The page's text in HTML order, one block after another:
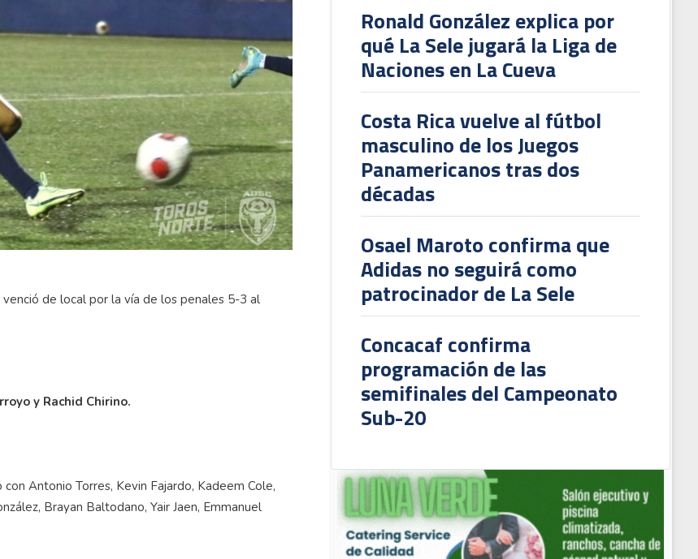
Ronald González explica por
qué La Sele jugará la Liga de
Naciones en La Cueva
Costa Rica vuelve al fútbol
masculino de los Juegos
Panamericanos tras dos
décadas
Osael Maroto confirma que
Adidas no seguirá como
patrocinador de La Sele
Concacaf confirma
programación de las
semifinales del Campeonato
Sub-20
de local por la vía de los penales 5-3 al
y Rachid Chirino.
Antonio Torres, Kevin Fajardo, Kadeem Cole,
Brayan Baltodano, Yair Jaen, Emmanuel